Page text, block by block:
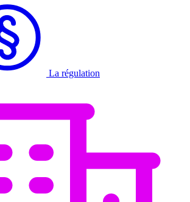
La régulation